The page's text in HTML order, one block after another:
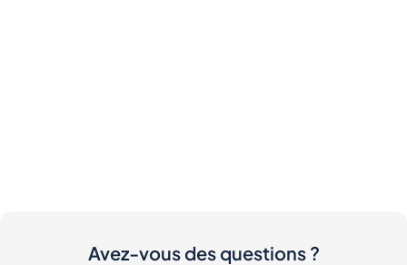
Avez-vous des questions ?